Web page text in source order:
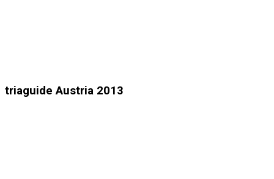
triaguide Austria 2013